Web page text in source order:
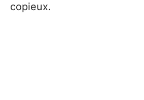
copieux.